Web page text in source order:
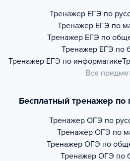
Тренажер ЕГЭ по
Тренажер ЕГЭ по
Тренажер ЕГЭ по
Тренажер ЕГЭ по
Тренажер ЕГЭ по информатике
Все
Бесплатный тренажер по
Тренажер ОГЭ по
Тренажер ОГЭ по
Тренажер ОГЭ по
Тренажер ОГЭ по